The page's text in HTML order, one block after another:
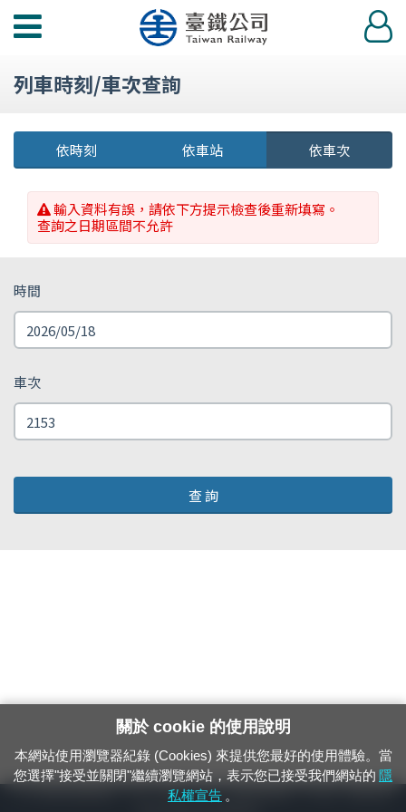
功
選
登
入
列車時刻/車次查詢
依時刻 依車站 依車次
輸入資料有誤，請依下方提示檢查後重新填寫。
查詢之日期區間不允許
時間
車次
查 詢
24小時緊急通報電話：1933（市話、手機，僅限發現軌道、平交道、橋樑及隧
關於 cookie 的使用說明
本網站使用瀏覽器紀錄 (Cookies) 來提供您最好的使用體驗。當
您選擇"接受並關閉"繼續瀏覽網站，表示您已接受我們網站的 隱
私權宣告 。